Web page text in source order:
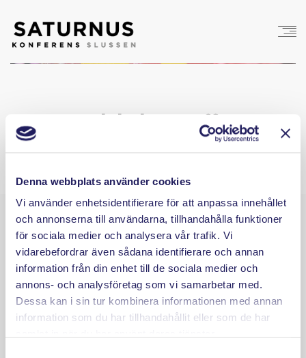
Denna webbplats använder cookies
Vi använder enhetsidentifierare för att anpassa innehållet
och annonserna till användarna, tillhandahålla funktioner
för sociala medier och analysera vår trafik. Vi
vidarebefordrar även sådana identifierare och annan
information från din enhet till de sociala medier och
annons- och analysföretag som vi samarbetar med.
Dessa kan i sin tur kombinera informationen med annan
information som du har tillhandahållit eller som de har
vickning-puff